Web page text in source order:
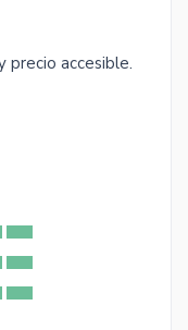
precio accesible.